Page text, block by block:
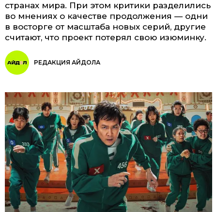
странах мира. При этом критики разделились
во мнениях о качестве продолжения — одни
в восторге от масштаба новых серий, другие
считают, что проект потерял свою изюминку.
РЕДАКЦИЯ АЙДОЛА